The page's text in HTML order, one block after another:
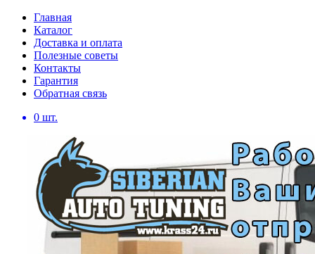
Главная
Каталог
Доставка и оплата
Полезные советы
Контакты
Гарантия
Обратная связь
0 шт.